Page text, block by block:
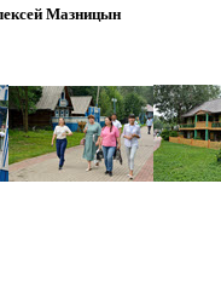
Мазницын